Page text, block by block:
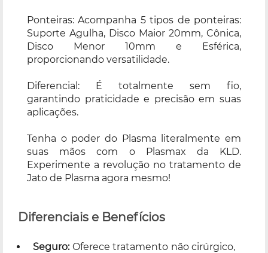
Ponteiras: Acompanha 5 tipos de ponteiras:
Suporte Agulha, Disco Maior 20mm, Cônica,
Disco Menor 10mm e Esférica,
proporcionando versatilidade.
Diferencial: É totalmente sem fio,
garantindo praticidade e precisão em suas
aplicações.
Tenha o poder do Plasma literalmente em
suas mãos com o Plasmax da KLD.
Experimente a revolução no tratamento de
Jato de Plasma agora mesmo!
Diferenciais e Benefícios
Seguro:Oferece tratamento não cirúrgico,